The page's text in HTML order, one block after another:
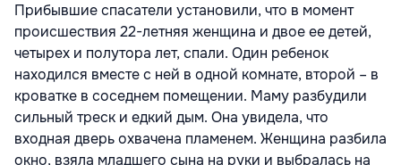
Прибывшие спасатели установили, что в момент
происшествия 22-летняя женщина и двое ее детей,
четырех и полутора лет, спали. Один ребенок
находился вместе с ней в одной комнате, второй – в
кроватке в соседнем помещении. Маму разбудили
сильный треск и едкий дым. Она увидела, что
входная дверь охвачена пламенем. Женщина разбила
окно, взяла младшего сына на руки и выбралась на